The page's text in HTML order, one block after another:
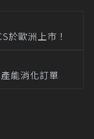
於歐洲上市！
能消化訂單